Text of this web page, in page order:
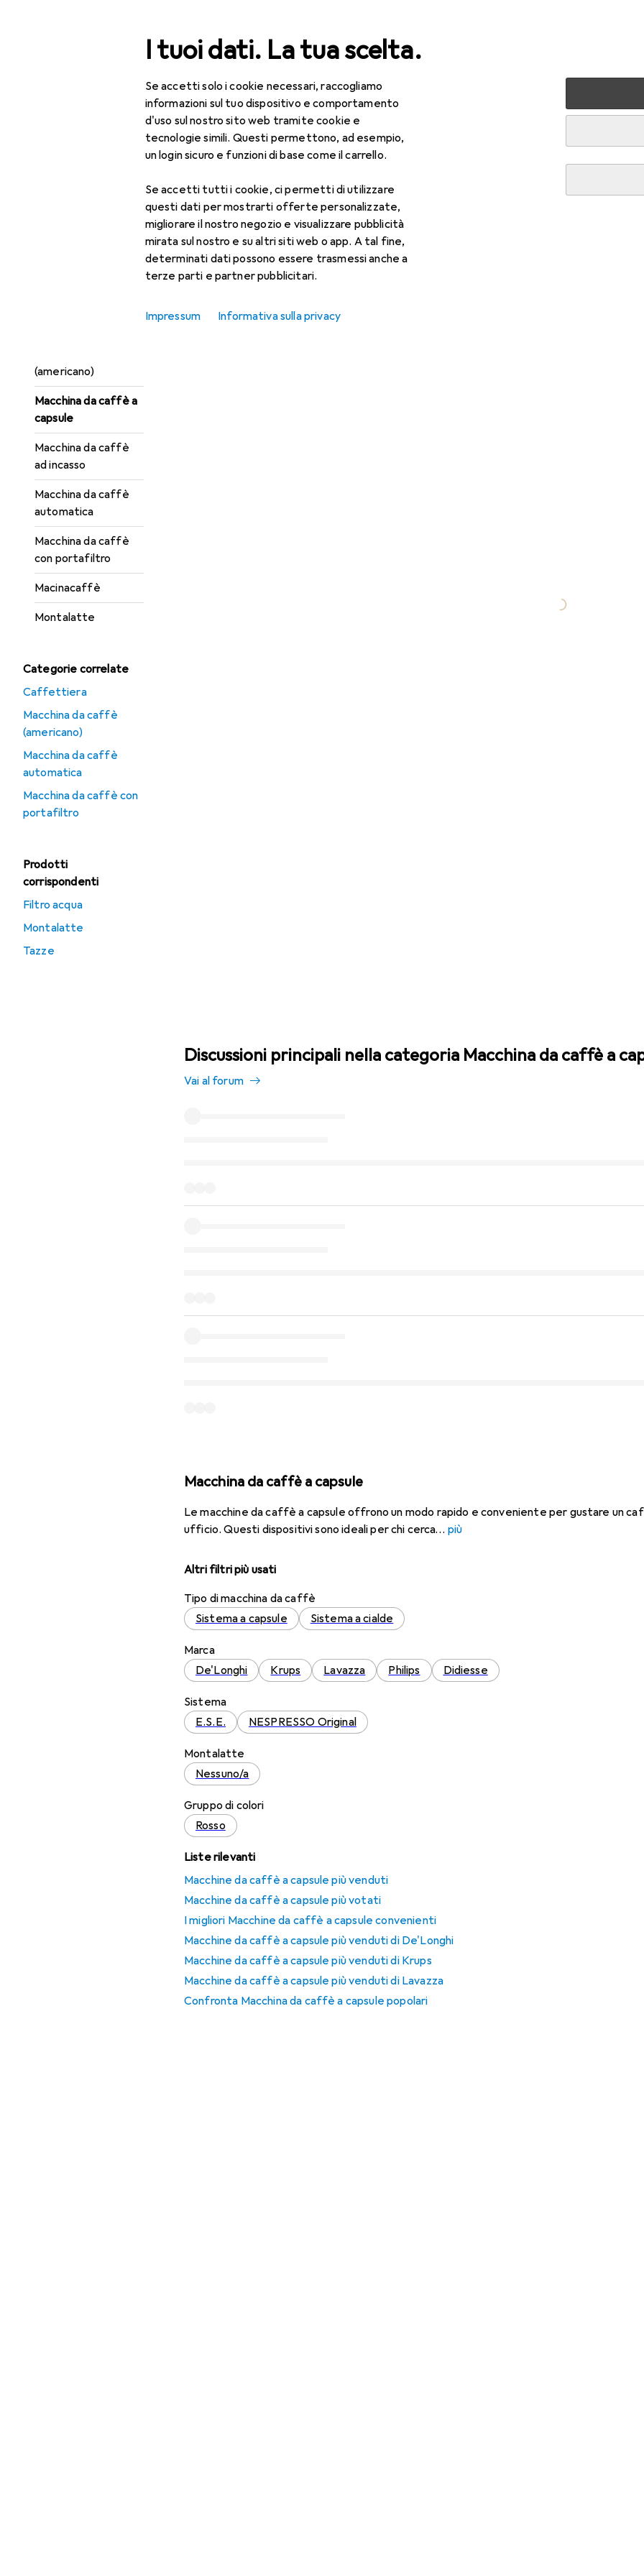
I tuoi dati. La tua scelta.
Se accetti solo i cookie necessari, raccogliamo
informazioni sul tuo dispositivo e comportamento
d'uso sul nostro sito web tramite cookie e
tecnologie simili. Questi permettono, ad esempio,
un login sicuro e funzioni di base come il carrello.
Se accetti tutti i cookie, ci permetti di utilizzare
questi dati per mostrarti offerte personalizzate,
migliorare il nostro negozio e visualizzare pubblicità
mirata sul nostro e su altri siti web o app. A tal fine,
determinati dati possono essere trasmessi anche a
terze parti e partner pubblicitari.
Impressum Informativa sulla privacy
Cerca
(americano)
Macchina da caffè a
capsule
Macchina da caffè
ad incasso
Macchina da caffè
automatica
Macchina da caffè
con portafiltro
Macinacaffè
Montalatte
Categorie correlate
Caffettiera
Macchina da caffè
(americano)
Macchina da caffè
automatica
Macchina da caffè con
portafiltro
Prodotti
corrispondenti
Filtro acqua
Montalatte
Tazze
Tutte le categorie Per la casa Macchina da caffè
Macchina da caffè a capsule
ProdottiForum
Discussioni principali nella categoria Macchina da caffè a
Vai al forum
Macchina da caffè a capsule
Le macchine da caffè a capsule offrono un modo rapido e conveniente per gustare un
ufficio. Questi dispositivi sono ideali per chi cerca
più
Altri filtri più usati
Tipo di macchina da caffè
Sistema a capsule
Sistema a cialde
Marca
De'Longhi
Krups Lavazza Philips Didiesse
Sistema
E.S.E.
NESPRESSO Original
Montalatte
Nessuno/a
Gruppo di colori
Rosso
Liste rilevanti
Macchine da caffè a capsule più venduti
Macchine da caffè a capsule più votati
I migliori Macchine da caffè a capsule convenienti
Macchine da caffè a capsule più venduti di De'Longhi
Macchine da caffè a capsule più venduti di Krups
Macchine da caffè a capsule più venduti di Lavazza
Confronta Macchina da caffè a capsule popolari